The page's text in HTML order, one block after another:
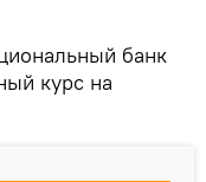
банк
курс на